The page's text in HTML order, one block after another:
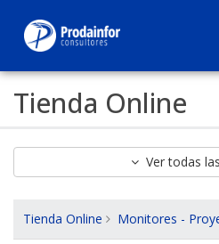
Tienda Online
Ver todas
Tienda Online Monitores -